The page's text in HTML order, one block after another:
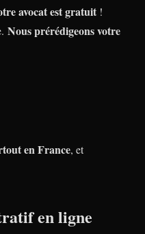
avocat est gratuit !
Nous prérédigeons votre
en France, et
en ligne